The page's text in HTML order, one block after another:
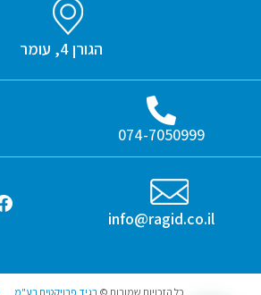
הגורן 4, עומר
074-7050999
info@ragid.co.il
כל הזכויות שמורות © רגיד פרויקטים בע"מ